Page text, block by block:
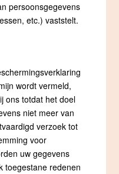
persoonsgegevens
etc.) vaststelt.
wordt vermeld,
ons totdat het doel
niet meer van
verzoek tot
voor
uw gegevens
toegestane redenen